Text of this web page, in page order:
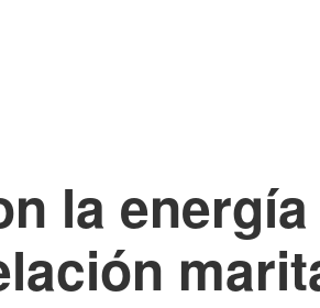
la